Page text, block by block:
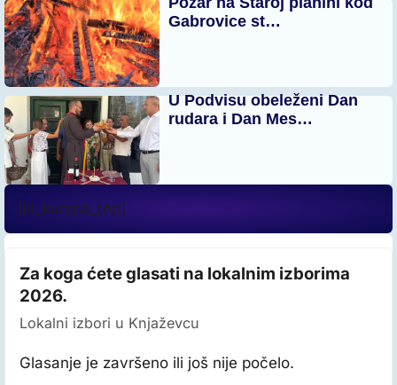
Gabrovice st…
U Podvisu obeleženi Dan
rudara i Dan Mes…
[kl_kursna_top]
Za koga ćete glasati na lokalnim izborima
2026.
Lokalni izbori u Knjaževcu
Glasanje je završeno ili još nije počelo.